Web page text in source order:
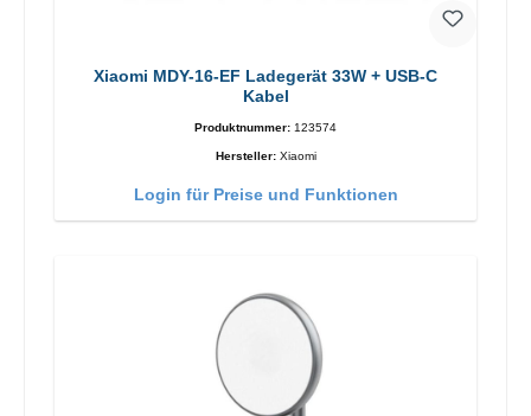
Xiaomi MDY-16-EF Ladegerät 33W + USB-C
Kabel
Produktnummer: 123574
Hersteller: Xiaomi
Login für Preise und Funktionen